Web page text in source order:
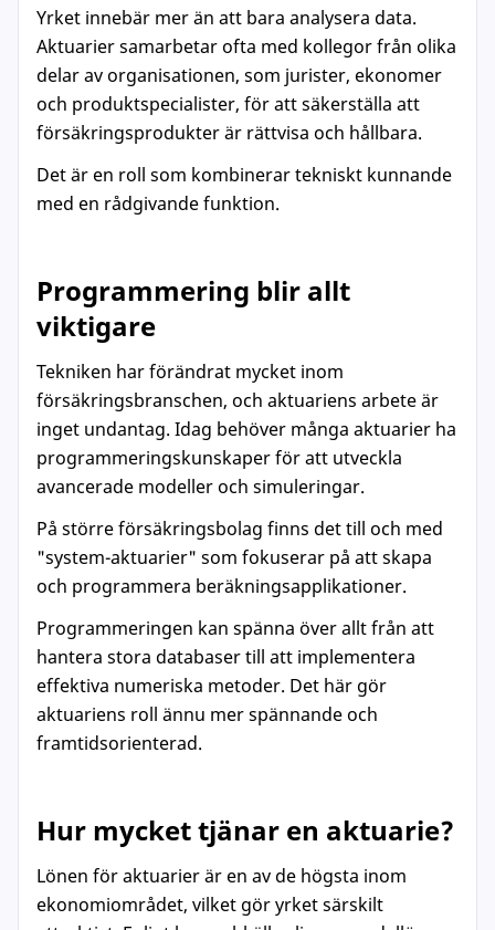
Yrket innebär mer än att bara analysera data.
Aktuarier samarbetar ofta med kollegor från olika
delar av organisationen, som jurister, ekonomer
och produktspecialister, för att säkerställa att
försäkringsprodukter är rättvisa och hållbara.
Det är en roll som kombinerar tekniskt kunnande
med en rådgivande funktion.
Programmering blir allt
viktigare
Tekniken har förändrat mycket inom
försäkringsbranschen, och aktuariens arbete är
inget undantag. Idag behöver många aktuarier ha
programmeringskunskaper för att utveckla
avancerade modeller och simuleringar.
På större försäkringsbolag finns det till och med
"system-aktuarier" som fokuserar på att skapa
och programmera beräkningsapplikationer.
Programmeringen kan spänna över allt från att
hantera stora databaser till att implementera
effektiva numeriska metoder. Det här gör
aktuariens roll ännu mer spännande och
framtidsorienterad.
Hur mycket tjänar en aktuarie?
Lönen för aktuarier är en av de högsta inom
ekonomiområdet, vilket gör yrket särskilt